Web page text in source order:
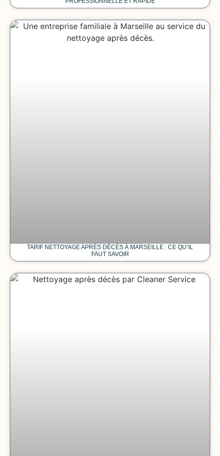
TARIF NETTOYAGE APRÈS DÉCÈS À MARSEILLE : CE QU’IL
FAUT SAVOIR